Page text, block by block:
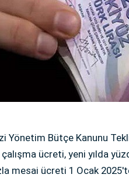
Yönetim Bütçe Kanunu
ücreti, yeni yılda
mesai ücreti 1 Ocak